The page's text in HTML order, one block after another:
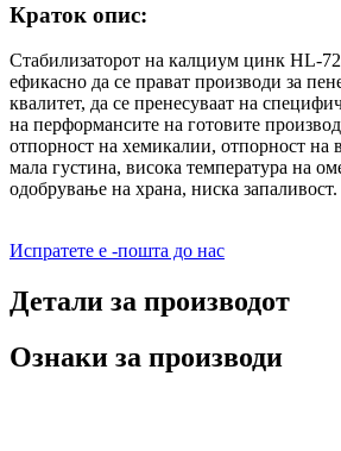
Краток опис:
Стабилизаторот на калциум цинк HL-
ефикасно да се прават производи за
квалитет, да се пренесуваат на
на перформансите на готовите
отпорност на хемикалии, отпорност на
мала густина, висока температура на
одобрување на храна, ниска запаливост.
Испратете е -пошта до нас
Детали за производот
Ознаки за производи